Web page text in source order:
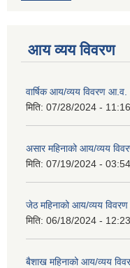
आय व्यय विवरण
वार्षिक आय/व्यय विवरण
मिति: 07/28/2024 - 11:16
असार महिनाको आय/व्यय
मिति: 07/19/2024 - 03:54
जेठ महिनाको आय/व्यय
मिति: 06/18/2024 - 12:23
बैशाख महिनाको आय/व्यय